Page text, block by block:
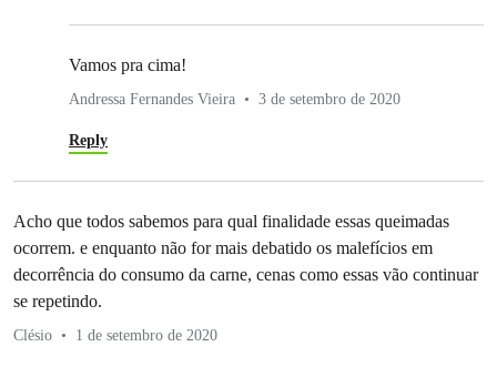
Vamos pra cima!
Andressa Fernandes Vieira 3 de setembro de 2020
Reply
Acho que todos sabemos para qual finalidade essas queimadas
ocorrem. e enquanto não for mais debatido os malefícios em
decorrência do consumo da carne, cenas como essas vão continuar
se repetindo.
Clésio 1 de setembro de 2020